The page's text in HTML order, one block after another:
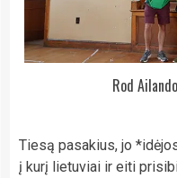
Rod
Tiesą pasakius, jo
į kurį lietuviai ir eiti